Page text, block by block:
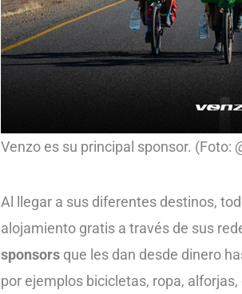
Venzo es su principal sponsor. (Foto:
Al llegar a sus diferentes destinos,
alojamiento gratis a través de sus
sponsors que les dan desde dinero
por ejemplos bicicletas, ropa,